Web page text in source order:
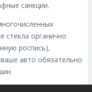
санкции.
стекла органично
роспись),
авто обязательно